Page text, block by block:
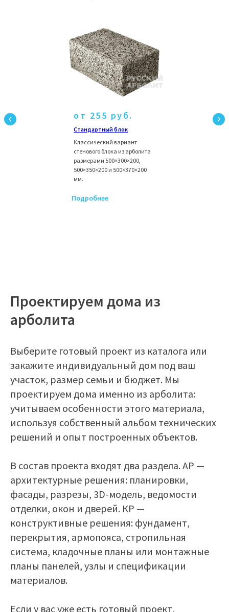
от 255 руб.
Стандартный блок
Классический вариант
стенового блока из арболита
размерами 500×300×200,
500×350×200 и 500×370×200
мм.
Подробнее
Проектируем дома из
арболита
Выберите готовый проект из каталога или
закажите индивидуальный дом под ваш
участок, размер семьи и бюджет. Мы
проектируем дома именно из арболита:
учитываем особенности этого материала,
используя собственный альбом технических
решений и опыт построенных объектов.
В состав проекта входят два раздела. АР —
архитектурные решения: планировки,
фасады, разрезы, 3D-модель, ведомости
отделки, окон и дверей. КР —
конструктивные решения: фундамент,
перекрытия, армопояса, стропильная
система, кладочные планы или монтажные
планы панелей, узлы и спецификации
материалов.
Если у вас уже есть готовый проект,